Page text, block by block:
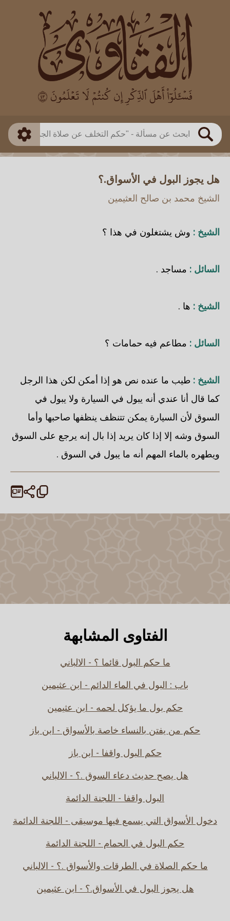
بحث
العالم
بن باز
بن العثيمين
اللجنة الدائمة
طريقة البحث
ذكي
هل يجوز البول في الأسواق.؟
الشيخ محمد بن صالح العثيمين
الشيخ : وش يشتغلون في هذا ؟
السائل : مساجد .
الشيخ : ها .
السائل : مطاعم فيه حمامات ؟
الشيخ : طيب ما عنده نص هو إذا أمكن لكن هذا الرجل
كما قال أنا عندي أنه يبول في السيارة ولا يبول في
السوق لأن السيارة يمكن تتنظف ينظفها صاحبها وأما
السوق وشه إلا إذا كان يريد إذا بال إنه يرجع على السوق
ويطهره بالماء المهم أنه ما يبول في السوق .
الفتاوى المشابهة
ما حكم البول قائما ؟ - الالباني
باب : البول في الماء الدائم - ابن عثيمين
حكم بول ما يؤكل لحمه - ابن عثيمين
حكم من يفتن بالنساء خاصة بالأسواق - ابن باز
حكم البول واقفا - ابن باز
هل يصح حديث دعاء السوق .؟ - الالباني
البول واقفا - اللجنة الدائمة
دخول الأسواق التي يسمع فيها موسيقى - اللجنة الدائمة
حكم البول في الحمام - اللجنة الدائمة
ما حكم الصلاة في الطرقات والأسواق .؟ - الالباني
هل يجوز البول في الأسواق.؟ - ابن عثيمين